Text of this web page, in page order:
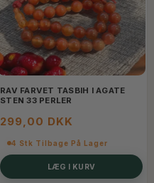
RAV FARVET TASBIH I AGATE
STEN 33 PERLER
299,00 DKK
4 Stk Tilbage På Lager
LÆG I KURV